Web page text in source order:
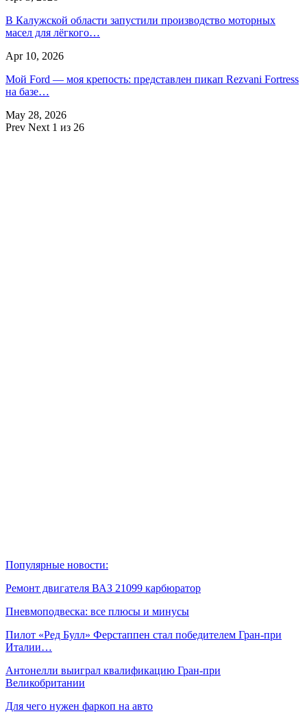
В Калужской области запустили производство моторных
масел для лёгкого…
Apr 10, 2026
Мой Ford — моя крепость: представлен пикап Rezvani Fortress
на базе…
May 28, 2026
Prev Next 1 из 26
Популярные новости:
Ремонт двигателя ВАЗ 21099 карбюратор
Пневмоподвеска: все плюсы и минусы
Пилот «Ред Булл» Ферстаппен стал победителем Гран‑при
Италии…
Антонелли выиграл квалификацию Гран‑при
Великобритании
Для чего нужен фаркоп на авто